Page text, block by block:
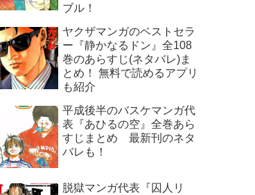
ブル！
ヤクザマンガのベストセラ
ー『静かなるドン』全108
巻のあらすじ(ネタバレ)ま
とめ！ 無料で読めるアプリ
も紹介
平成後半のバスケマンガ代
表『あひるの空』全巻あら
すじまとめ 最新刊のネタ
バレも！
脱獄マンガ代表『囚人リ